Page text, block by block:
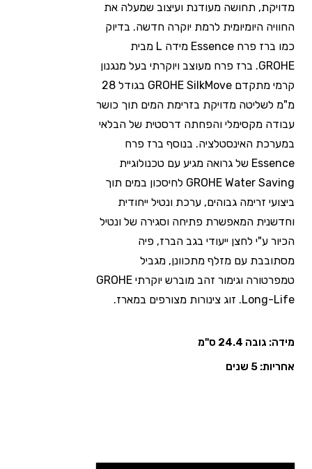
מדויקת, תחושה מעודנת ועיצוב שמעלה את
החוויה היומיומית לרמת יוקרה חדשה. בדיוק
כמו ברז פרח Essence מידה L מבית
GROHE. ברז פרח מעוצב ויוקרתי בעל מנגנון
קרמי מתקדם GROHE SilkMove‏ בגודל 28
מ"מ לשליטה מדויקת בזרימת המים תוך כושר
עבודה מקסימלי והפחתה דרסטית של הבלאי
במערכת האינסטלציה. בנוסף ברז פרח
Essence של גרואה מגיע עם טכנולוגיית
GROHE Water Saving לחיסכון במים תוך
ביצועי זרימה גבוהים, ערכת ונטיל ייחודית
וחדשנית המאפשרת פתיחה וסגירה של ונטיל
הכיור ע"י לחצן ייעודי בגב הברז, פיה
מסתובבת עם מזלף מתכוונן, מגביל
טמפרטורה וגימור זהב מוברש יוקרתי GROHE
Long-Life. זוג צינורות מצורפים במארז.
מידה: גובה 24.4 ס"מ
אחריות: 5 שנים